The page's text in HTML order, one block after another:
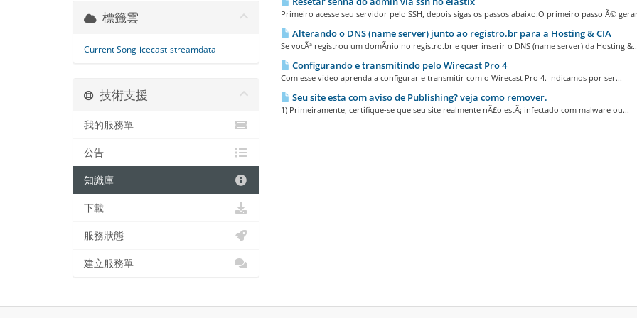
Primeiro acesse seu servidor pelo SSH, depois sigas os passos abaixo.O primeiro passo Ã©
Alterando o DNS (name server) junto ao registro.br para a Hosting & CIA
Se vocÃª registrou um domÃ­nio no registro.br e quer inserir o DNS (name server) da Hosting
Configurando e transmitindo pelo Wirecast Pro 4
Com esse vídeo aprenda a configurar e transmitir com o Wirecast Pro 4. Indicamos por ser...
Seu site esta com aviso de Publishing? veja como remover.
1) Primeiramente, certifique-se que seu site realmente nÃ£o estÃ¡ infectado com malware ou...
標籤雲
Current Song icecast streamdata
技術支援
我的服務單
公告
知識庫
下載
服務狀態
建立服務單